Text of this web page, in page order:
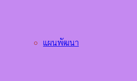
แผนพัฒนา